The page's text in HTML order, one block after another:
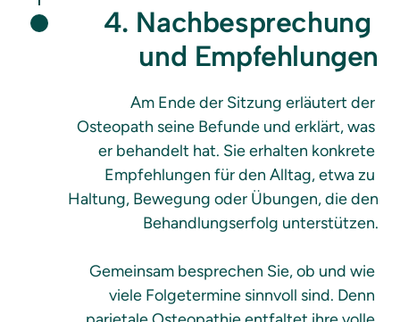
4. Nachbesprechung
und Empfehlungen
Am Ende der Sitzung erläutert der
Osteopath seine Befunde und erklärt, was
er behandelt hat. Sie erhalten konkrete
Empfehlungen für den Alltag, etwa zu
Haltung, Bewegung oder Übungen, die den
Behandlungserfolg unterstützen.
Gemeinsam besprechen Sie, ob und wie
viele Folgetermine sinnvoll sind. Denn